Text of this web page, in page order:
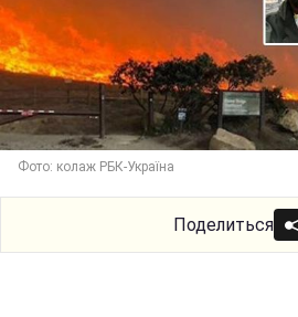
Фото: колаж РБК-Україна
Поделиться